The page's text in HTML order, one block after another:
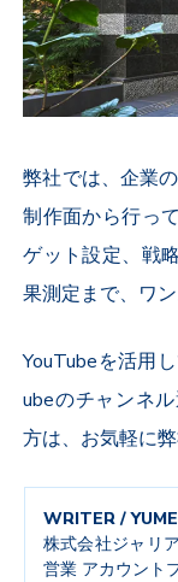
弊社では、企業
制作面から行っ
ゲット設定、戦
果測定まで、ワ
YouTubeを活用
ubeのチャンネ
方は、お気軽に
WRITER / YUME
株式会社ジャリ
営業 アカウント